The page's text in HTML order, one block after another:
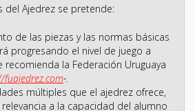
del Ajedrez se pretende:
de las piezas y las normas básicas
progresando el nivel de juego a
la Federación Uruguaya
fuajedrez.com-.
múltiples que el ajedrez ofrece,
a la capacidad del alumno